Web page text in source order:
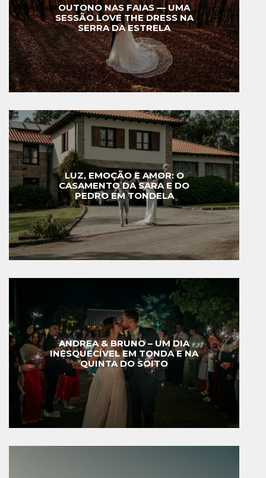
OUTONO NAS FAIAS — UMA
SESSÃO LOVE THE DRESS NA
SERRA DA ESTRELA
LUZ, EMOÇÃO E AMOR: O
CASAMENTO DA SARA E DO
PEDRO EM TONDELA
ANDREA & BRUNO – UM DIA
INESQUECÍVEL EM TONDA E NA
QUINTA DO SOITO